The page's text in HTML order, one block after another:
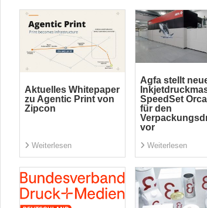
Aktuelles Whitepaper
zu Agentic Print von
Zipcon
Weiterlesen
Agfa stellt
SpeedSet
für den
vor
Weiterlesen